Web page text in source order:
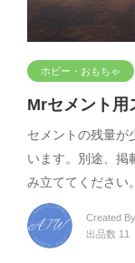
ホビー・おもちゃ
Mrセメント用
セメントの残量が
います。別途、掲
み立ててください。
Created By
出品数 11